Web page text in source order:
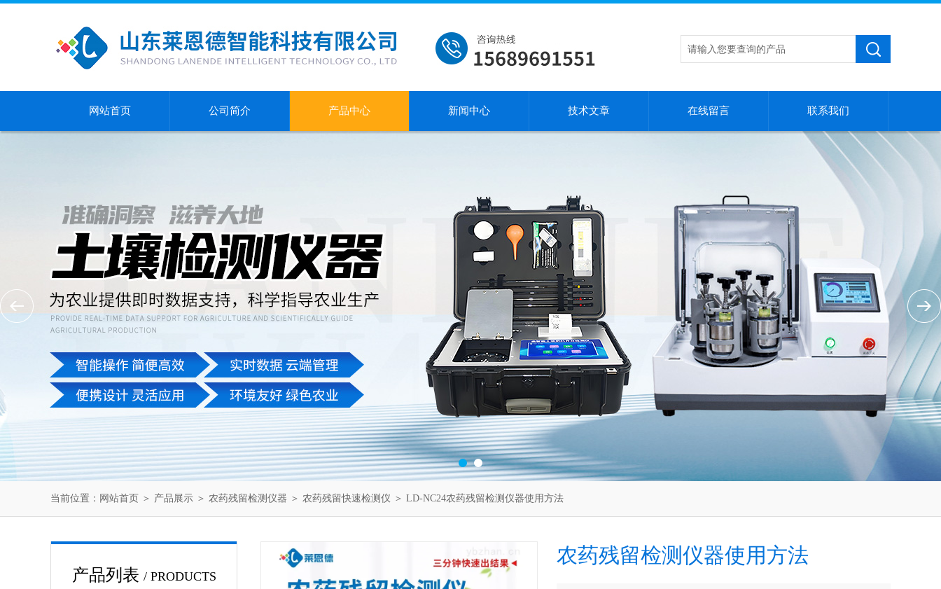
网站首页 公司简介 产品中心 新闻中心 技术文章 在线留言 联系我们
当前位置： 网站首页 ＞ 产品展示 ＞ 农药残留检测仪器 ＞ 农药残留快速检测仪 ＞ LD-NC24农药残留检测仪器使用方法
产品列表 / PRODUCTS
农药残留检测仪器使用方法